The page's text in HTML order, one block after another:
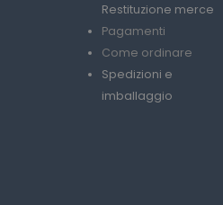
Restituzione merce
Pagamenti
Come ordinare
Spedizioni e
imballaggio